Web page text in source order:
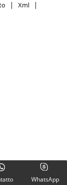
| Xml |
WhatsApp